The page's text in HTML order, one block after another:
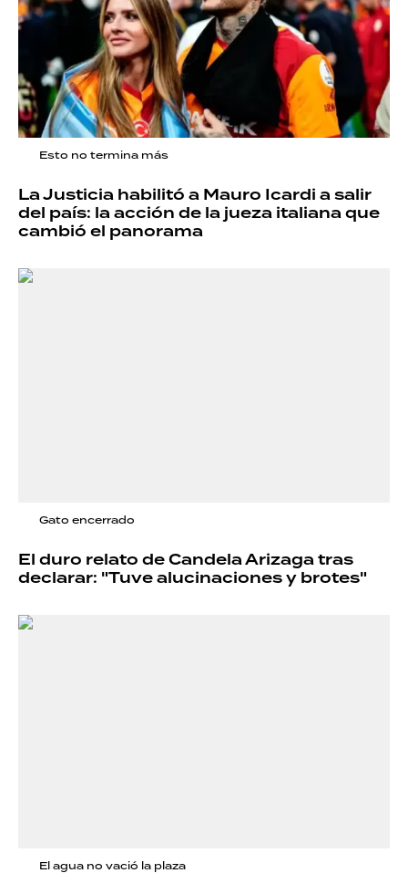
Esto no termina más
La Justicia habilitó a Mauro Icardi a salir
del país: la acción de la jueza italiana que
cambió el panorama
Gato encerrado
El duro relato de Candela Arizaga tras
declarar: "Tuve alucinaciones y brotes"
El agua no vació la plaza